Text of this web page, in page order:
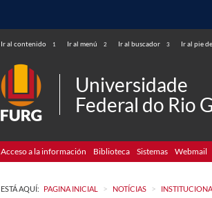
Ir al contenido 1 Ir al menú 2 Ir al buscador 3 Ir al pie
Universidade
Federal do Rio
Acceso a la información Biblioteca Sistemas Webmail
ESTÁ AQUÍ: PAGINA INICIAL > NOTÍCIAS >